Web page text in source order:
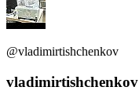
@vladimirtishchenkov
vladimirtishchenkov